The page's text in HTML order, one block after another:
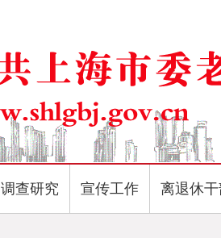
调查研究 宣传工作 离退休